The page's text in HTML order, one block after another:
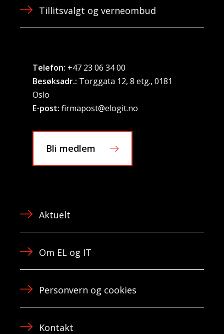
Tillitsvalgt og verneombud
Telefon: +47 23 06 34 00
Besøksadr.: Torggata 12, 8 etg., 0181
Oslo
E-post: firmapost@elogit.no
Bli medlem
Aktuelt
Om EL og IT
Personvern og cookies
Kontakt